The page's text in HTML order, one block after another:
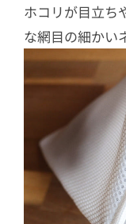
ホコリが目立ち
な網目の細かい